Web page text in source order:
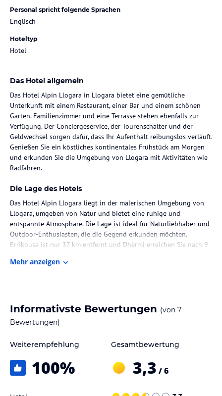
Personal spricht folgende Sprachen
Englisch
Hoteltyp
Hotel
Das Hotel allgemein
Das Hotel Alpin Llogara in Llogara bietet eine gemütliche
Unterkunft mit einem Restaurant, einer Bar und einem schönen
Garten. Familienzimmer und eine Terrasse stehen ebenfalls zur
Verfügung. Der Conciergeservice, der Tourenschalter und der
Geldwechsel sorgen dafür, dass Ihr Aufenthalt reibungslos verläuft.
Genießen Sie ein köstliches kontinentales Frühstück am Morgen
und erkunden Sie die Umgebung von Llogara mit Aktivitäten wie
Radfahren.
Die Lage des Hotels
Das Hotel Alpin Llogara liegt in der malerischen Umgebung von
Llogara, umgeben von Natur und bietet eine ruhige und
entspannte Atmosphäre. Die Lage ist ideal für Naturliebhaber und
Outdoor-Enthusiasten, die die Gegend erkunden möchten.
Errikousa ist nur 37 km entfernt und Dhërmi erreichen Sie nach 9
sind gemütlich eingerichtet und bieten Ihnen alles, was Sie für
einen angenehmen Aufenthalt benötigen.
Gastronomie im Hotel
köstliche Speisen genießen können. Beginnen Sie Ihren Tag mit
einem leckeren kontinentalen Frühstück, das im Hotel serviert
Mehr anzeigen
Informativste Bewertungen (von 7
Bewertungen)
Weiterempfehlung
100%
Gesamtbewertung
3,3 / 6